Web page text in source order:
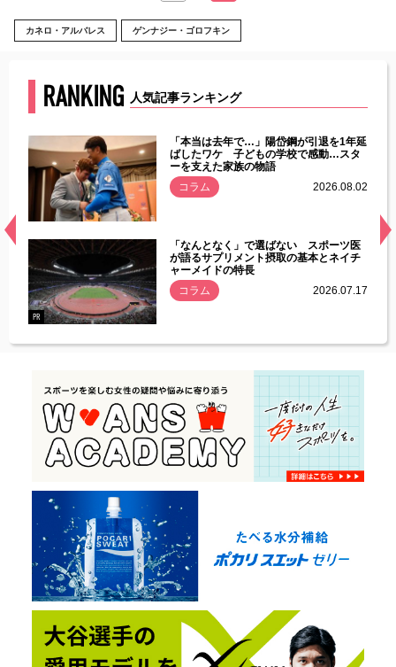
カネロ・アルバレス ゲンナジー・ゴロフキン
RANKING 人気記事ランキング
常
「本当は去年で…」陽岱鋼が引退を1年延
ばしたワケ 子どもの学校で感動…スタ
ーを支えた家族の物語
コラム
2026.08.02
PR
「なんとなく」で選ばない スポーツ医
が語るサプリメント摂取の基本とネイチ
ャーメイドの特長
コラム
2026.07.17